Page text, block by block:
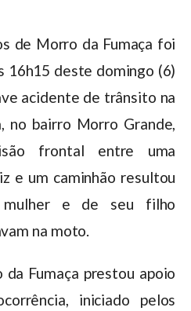
de Morro da Fumaça foi
16h15 deste domingo (6)
acidente de trânsito na
no bairro Morro Grande,
frontal entre uma
e um caminhão resultou
e de seu filho
na moto.
Fumaça prestou apoio
iniciado pelos